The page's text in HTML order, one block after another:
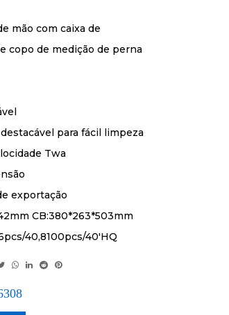
mão com caixa de
copo de medição de perna
para fácil limpeza
Twa
exportação
CB:380*263*503mm
40,8100pcs/40'HQ